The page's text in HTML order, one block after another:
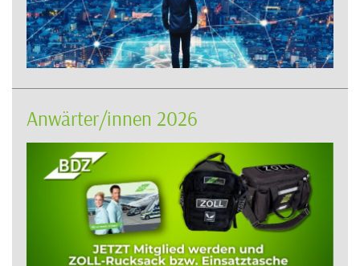
Anwärter/innen 2026